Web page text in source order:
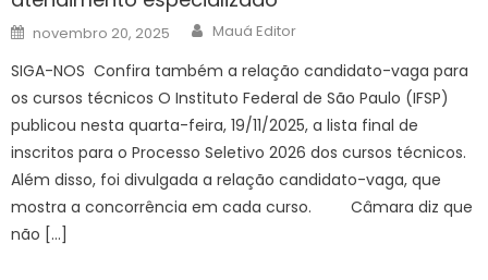
Posted
on
novembro 20, 2025 Author
Mauá Editor
SIGA-NOS Confira também a relação candidato-vaga para
os cursos técnicos O Instituto Federal de São Paulo (IFSP)
publicou nesta quarta-feira, 19/11/2025, a lista final de
inscritos para o Processo Seletivo 2026 dos cursos técnicos.
Além disso, foi divulgada a relação candidato-vaga, que
mostra a concorrência em cada curso. Câmara diz que
não […]